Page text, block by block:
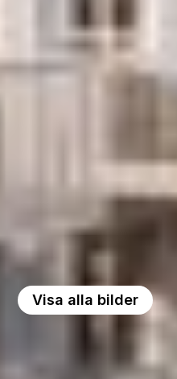
Visa alla bilder